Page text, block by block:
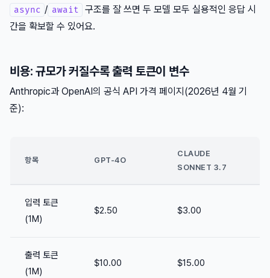
async / await
구조를 잘 쓰면 두 모델 모두 실용적인 응답 시
간을 확보할 수 있어요.
비용: 규모가 커질수록 출력 토큰이 변수
Anthropic과 OpenAI의 공식 API 가격 페이지(2026년 4월 기
준):
항목 GPT-4O
CLAUDE
SONNET 3.7
입력 토큰
(1M)
$2.50 $3.00
출력 토큰
(1M)
$10.00 $15.00